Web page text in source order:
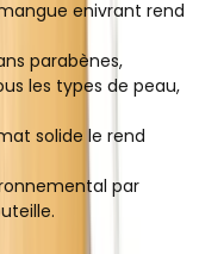
enivrant rend
parabènes,
les types de peau,
solide le rend
par